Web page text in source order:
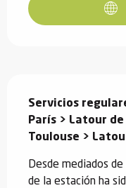
Servicios
París > Latour de
Toulouse >
Desde mediados
de la estación ha